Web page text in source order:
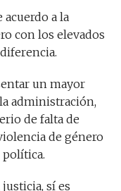
a la
con los elevados
un mayor
administración,
de falta de
de género
sí es